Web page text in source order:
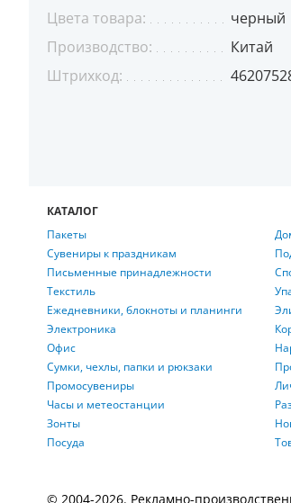
Цвета товара:
черный
Производство:
Китай
Штрихкод:
КАТАЛОГ
Пакеты
Сувениры к праздникам
Письменные принадлежности
Текстиль
Ежедневники, блокноты и планинги
Электроника
Офис
Сумки, чехлы, папки и рюкзаки
Промосувениры
Часы и метеостанции
Зонты
Посуда
© 2004-2026. Рекламно-